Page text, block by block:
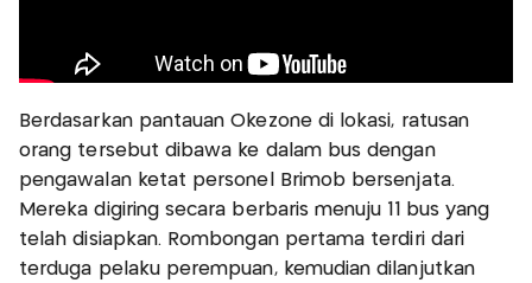
Berdasarkan pantauan Okezone di lokasi, ratusan
orang tersebut dibawa ke dalam bus dengan
pengawalan ketat personel Brimob bersenjata.
Mereka digiring secara berbaris menuju 11 bus yang
telah disiapkan. Rombongan pertama terdiri dari
terduga pelaku perempuan, kemudian dilanjutkan